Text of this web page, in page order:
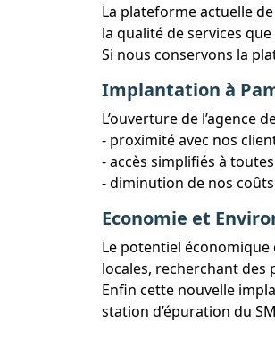
La plateforme actuelle
la qualité de services
Si nous conservons la
Implantation à
L’ouverture de
- proximité avec nos
- accès simplifiés à
- diminution de nos
Economie et
Le potentiel
locales, recherchant des
Enfin cette nouvelle
station d’épuration du